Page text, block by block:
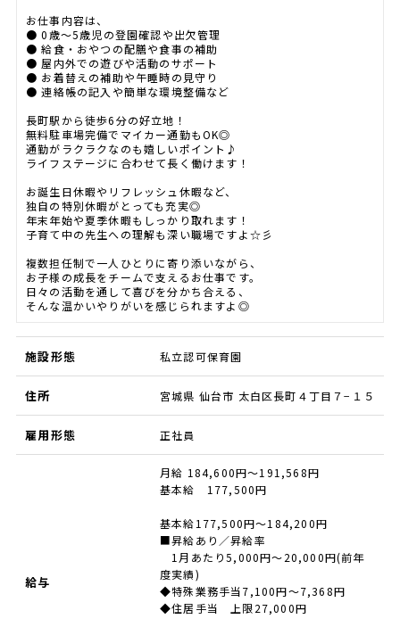
お仕事内容は、
● 0歳〜5歳児の登園確認や出欠管理
● 給食・おやつの配膳や食事の補助
● 屋内外での遊びや活動のサポート
● お着替えの補助や午睡時の見守り
● 連絡帳の記入や簡単な環境整備など
長町駅から徒歩6分の好立地！
無料駐車場完備でマイカー通勤もOK◎
通勤がラクラクなのも嬉しいポイント♪
ライフステージに合わせて長く働けます！
お誕生日休暇やリフレッシュ休暇など、
独自の特別休暇がとっても充実◎
年末年始や夏季休暇もしっかり取れます！
子育て中の先生への理解も深い職場ですよ☆彡
複数担任制で一人ひとりに寄り添いながら、
お子様の成長をチームで支えるお仕事です。
日々の活動を通して喜びを分かち合える、
そんな温かいやりがいを感じられますよ◎
施設形態 私立認可保育園
住所 宮城県 仙台市 太白区長町４丁目７−１５
雇用形態 正社員
給与
月給 184,600円～191,568円
基本給 177,500円
基本給177,500円〜184,200円
■昇給あり／昇給率
1月あたり5,000円～20,000円(前年
度実績)
◆特殊業務手当7,100円〜7,368円
◆住居手当 上限27,000円